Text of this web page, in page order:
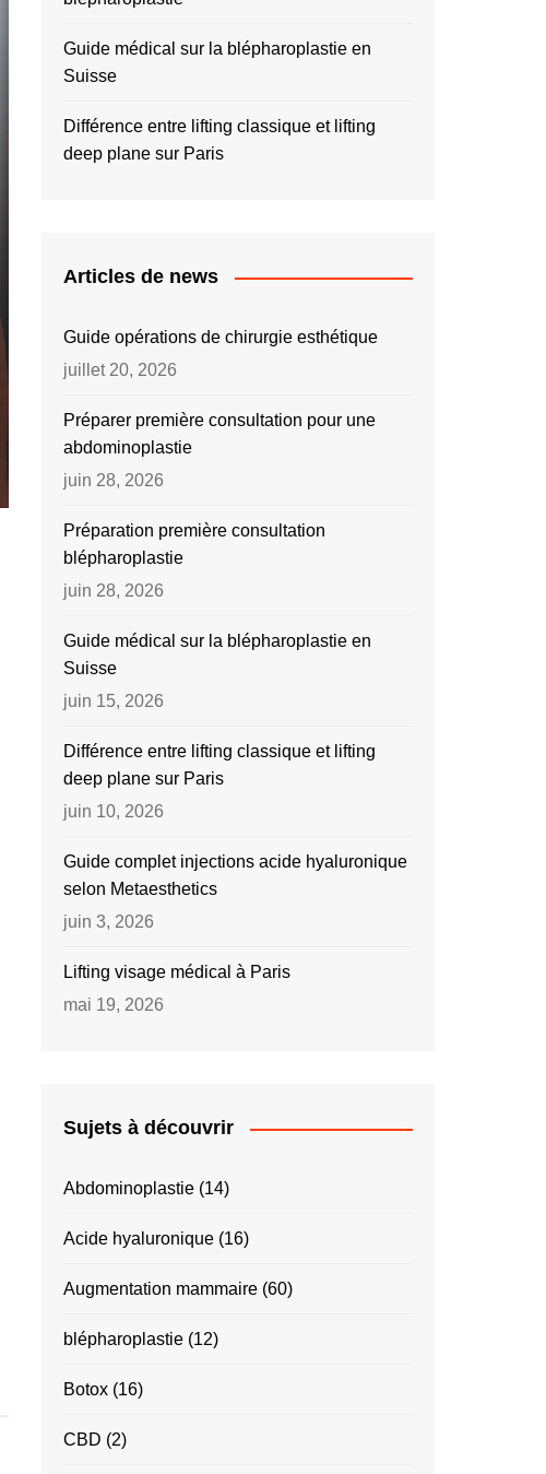
Guide médical sur la blépharoplastie en
Suisse
Différence entre lifting classique et lifting
deep plane sur Paris
Articles de news
Guide opérations de chirurgie esthétique
juillet 20, 2026
Préparer première consultation pour une
abdominoplastie
juin 28, 2026
Préparation première consultation
blépharoplastie
juin 28, 2026
Guide médical sur la blépharoplastie en
Suisse
juin 15, 2026
Différence entre lifting classique et lifting
deep plane sur Paris
juin 10, 2026
Guide complet injections acide hyaluronique
selon Metaesthetics
juin 3, 2026
Lifting visage médical à Paris
mai 19, 2026
Sujets à découvrir
Abdominoplastie (14)
Acide hyaluronique (16)
Augmentation mammaire (60)
blépharoplastie (12)
Botox (16)
CBD (2)